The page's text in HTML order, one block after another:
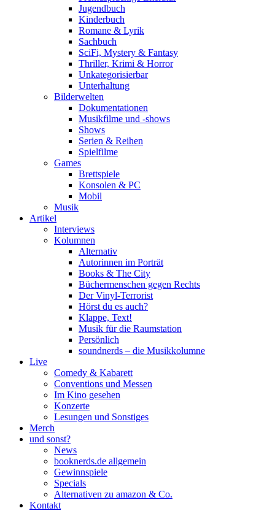
Jugendbuch
Kinderbuch
Romane & Lyrik
Sachbuch
SciFi, Mystery & Fantasy
Thriller, Krimi & Horror
Unkategorisierbar
Unterhaltung
Bilderwelten
Dokumentationen
Musikfilme und -shows
Shows
Serien & Reihen
Spielfilme
Games
Brettspiele
Konsolen & PC
Mobil
Musik
Artikel
Interviews
Kolumnen
Alternativ
Autorinnen im Porträt
Books & The City
Büchermenschen gegen Rechts
Der Vinyl-Terrorist
Hörst du es auch?
Klappe, Text!
Musik für die Raumstation
Persönlich
soundnerds – die Musikkolumne
Live
Comedy & Kabarett
Conventions und Messen
Im Kino gesehen
Konzerte
Lesungen und Sonstiges
Merch
und sonst?
News
booknerds.de allgemein
Gewinnspiele
Specials
Alternativen zu amazon & Co.
Kontakt